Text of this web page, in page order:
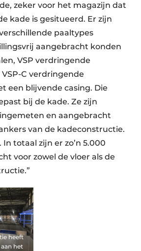
zeker voor het magazijn dat
kade is gesitueerd. Er zijn
paaltypes
aangebracht konden
VSP verdringende
C verdringende
een blijvende casing. Die
bij de kade. Ze zijn
en aangebracht
van de kadeconstructie.
In totaal zijn er zo’n 5.000
voor zowel de vloer als de
heeft
het